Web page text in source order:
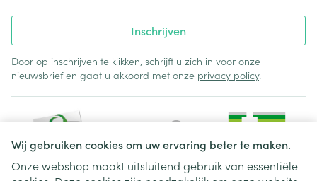
Wij gebruiken cookies om uw ervaring beter te maken.
Onze webshop maakt uitsluitend gebruik van essentiële
Inschrijven
Door op inschrijven te klikken, schrijft u zich in voor onze
nieuwsbrief en gaat u akkoord met onze privacy policy.